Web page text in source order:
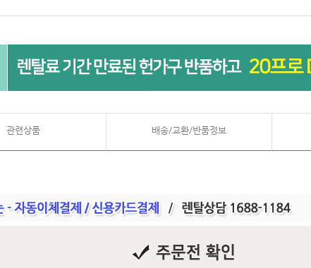
관련상품 배송/교환/반품정보